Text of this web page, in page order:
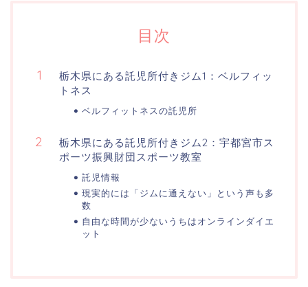
目次
栃木県にある託児所付きジム1：ベルフィッ
トネス
ベルフィットネスの託児所
栃木県にある託児所付きジム2：宇都宮市ス
ポーツ振興財団スポーツ教室
託児情報
現実的には「ジムに通えない」という声も多
数
自由な時間が少ないうちはオンラインダイエ
ット